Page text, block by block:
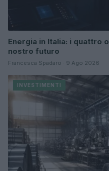
Energia in Italia: i quattro
nostro futuro
Francesca Spadaro · 9 Ago 2026
INVESTIMENTI